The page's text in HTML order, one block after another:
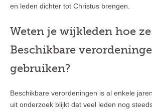
en leden dichter tot Christus brengen.
Weten je wijkleden hoe ze
Beschikbare
gebruiken?
Beschikbare verordeningen is al enkele
uit onderzoek blijkt dat veel leden nog